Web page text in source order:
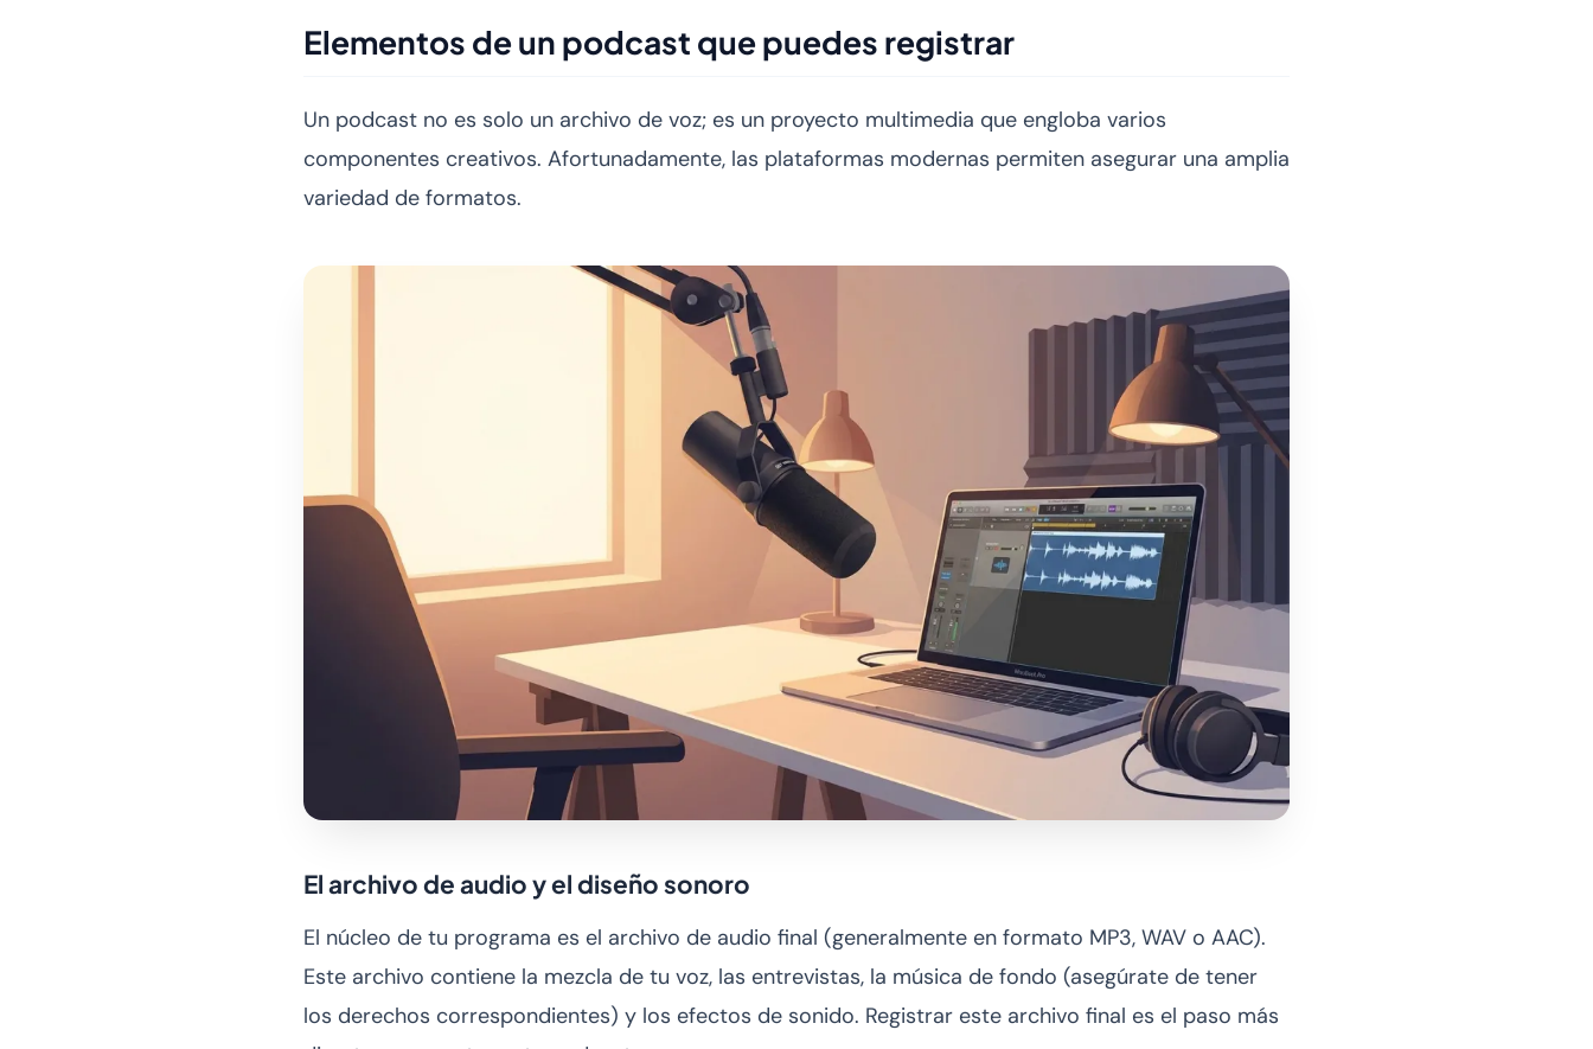
Elementos de un podcast que puedes registrar
Un podcast no es solo un archivo de voz; es un proyecto multimedia que engloba varios
componentes creativos. Afortunadamente, las plataformas modernas permiten asegurar una amplia
variedad de formatos.
El archivo de audio y el diseño sonoro
El núcleo de tu programa es el archivo de audio final (generalmente en formato MP3, WAV o AAC).
Este archivo contiene la mezcla de tu voz, las entrevistas, la música de fondo (asegúrate de tener
los derechos correspondientes) y los efectos de sonido. Registrar este archivo final es el paso más